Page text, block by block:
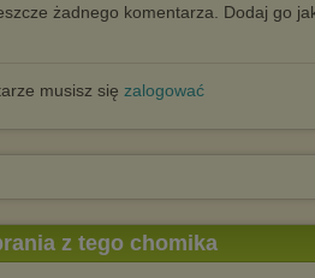
żadnego komentarza. Dodaj go
musisz się zalogować
z tego chomika